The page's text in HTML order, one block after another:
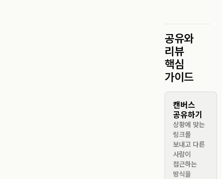
공유와
리뷰
핵심
가이드
캔버스
공유하기
상황에 맞는
링크를
보내고 다른
사람이
접근하는
방식을